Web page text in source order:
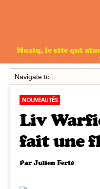
Muziq, le site qui
NOUVEAUTÉS
Liv
fait une
ParJulien Ferté